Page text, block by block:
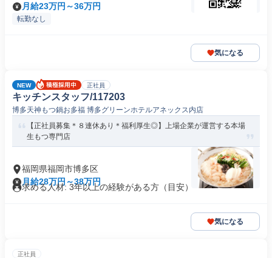
月給23万円～36万円
転勤なし
気になる
NEW 正社員
キッチンスタッフ/117203
博多天神もつ鍋お多福 博多グリーンホテルアネックス内店
【正社員募集＊８連休あり＊福利厚生◎】上場企業が運営する本場
生もつ専門店
福岡県福岡市博多区
月給28万円～38万円
求める人材: 3年以上の経験がある方（目安）
気になる
正社員